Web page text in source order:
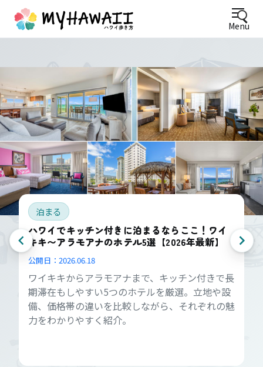
Menu
泊まる
ハワイでキッチン付きに泊まるならここ！ワイ
キキ〜アラモアナのホテル5選【2026年最新】
公開日： 2026.06.18
ワイキキからアラモアナまで、キッチン付きで長
期滞在もしやすい5つのホテルを厳選。立地や設
備、価格帯の違いを比較しながら、それぞれの魅
力をわかりやすく紹介。